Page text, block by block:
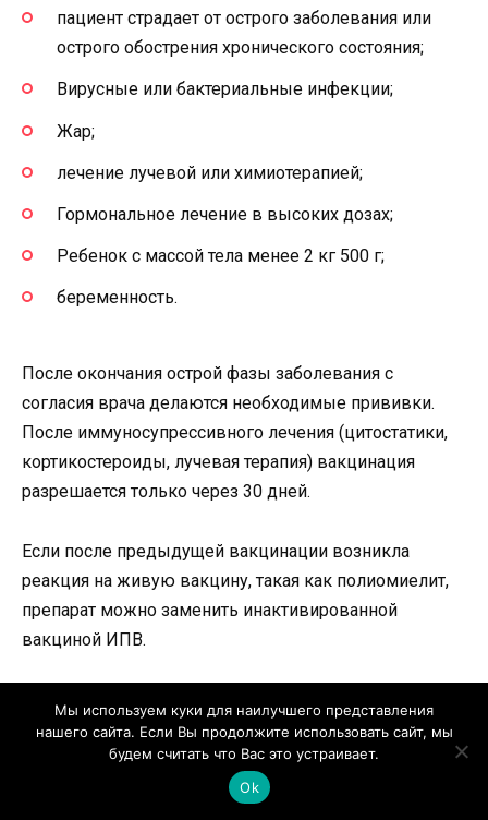
пациент страдает от острого заболевания или
острого обострения хронического состояния;
Вирусные или бактериальные инфекции;
Жар;
лечение лучевой или химиотерапией;
Гормональное лечение в высоких дозах;
Ребенок с массой тела менее 2 кг 500 г;
беременность.
После окончания острой фазы заболевания с
согласия врача делаются необходимые прививки.
После иммуносупрессивного лечения (цитостатики,
кортикостероиды, лучевая терапия) вакцинация
разрешается только через 30 дней.
Если после предыдущей вакцинации возникла
реакция на живую вакцину, такая как полиомиелит,
препарат можно заменить инактивированной
вакциной ИПВ.
В настоящее время педиатры пытаются
использовать инактивированные
вакцины, чтобы максимально защитить
Мы используем куки для наилучшего представления
нашего сайта. Если Вы продолжите использовать сайт, мы
будем считать что Вас это устраивает.
Ok